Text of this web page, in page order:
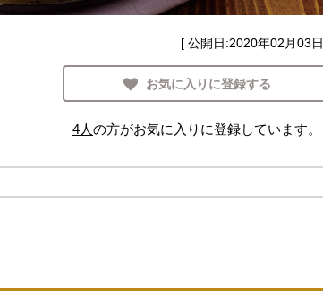
[ 公開日:2020年02月03日
お気に入りに登録する
4人の方がお気に入りに登録しています。